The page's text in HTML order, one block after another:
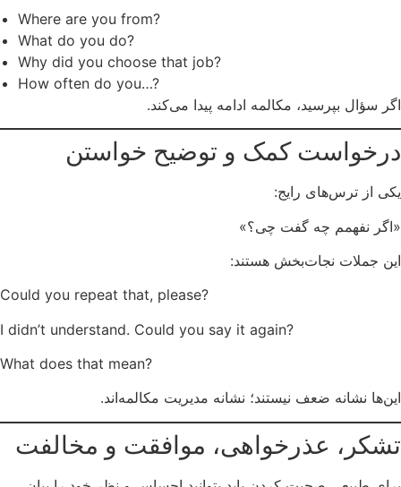
Where are you from?
What do you do?
Why did you choose that job?
How often do you…?
اگر سؤال بپرسید، مکالمه ادامه پیدا می‌کند.
درخواست کمک و توضیح خواستن
یکی از ترس‌های رایج:
«اگر نفهمم چه گفت چی؟»
این جملات نجات‌بخش هستند:
Could you repeat that, please?
I didn’t understand. Could you say it again?
What does that mean?
این‌ها نشانه ضعف نیستند؛ نشانه مدیریت مکالمه‌اند.
تشکر، عذرخواهی، موافقت و مخالفت